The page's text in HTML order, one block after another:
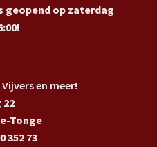
geopend op zaterdag
en meer!
Tonge
352 73